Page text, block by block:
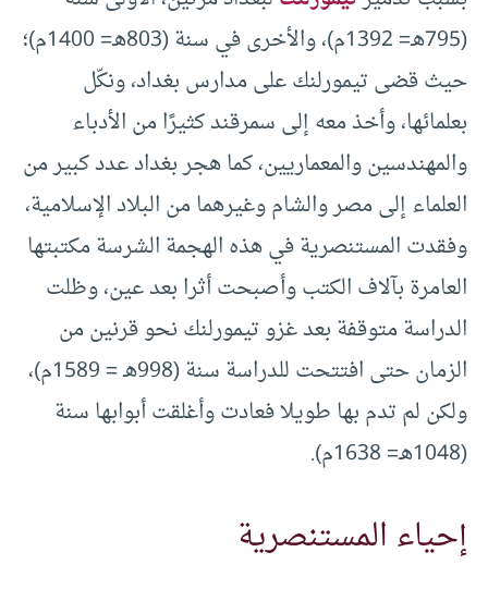
(795هـ= 1392م)، والأخرى في سنة (803هـ= 1400م)؛
حيث قضى تيمورلنك على مدارس بغداد، ونكّل
بعلمائها، وأخذ معه إلى سمرقند كثيرًا من الأدباء
والمهندسين والمعماريين، كما هجر بغداد عدد كبير من
العلماء إلى مصر والشام وغيرهما من البلاد الإسلامية،
وفقدت المستنصرية في هذه الهجمة الشرسة مكتبتها
العامرة بآلاف الكتب وأصبحت أثرا بعد عين، وظلت
الدراسة متوقفة بعد غزو تيمورلنك نحو قرنين من
الزمان حتى افتتحت للدراسة سنة (998هـ = 1589م)،
ولكن لم تدم بها طويلا فعادت وأغلقت أبوابها سنة
(1048هـ= 1638م).
إحياء المستنصرية